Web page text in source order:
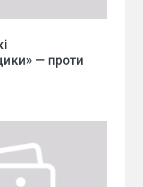
— проти